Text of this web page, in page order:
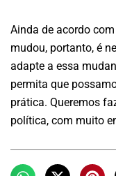
Ainda de acordo
mudou, portanto, é
adapte a essa
permita que
prática. Queremos
política, com muito